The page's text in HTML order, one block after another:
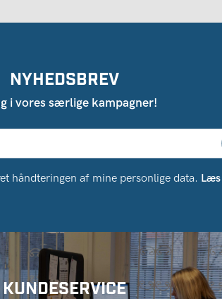
NYHEDSBREV
i vores særlige kampagner!
håndteringen af ​​mine personlige data.
KUNDESERVICE